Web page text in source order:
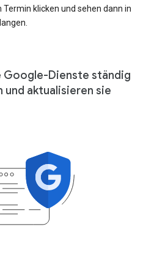
klicken und sehen dann in
Google-Dienste ständig
aktualisieren sie